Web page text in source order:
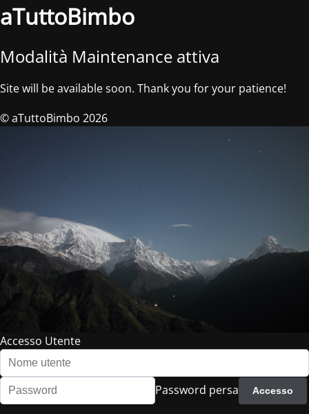
aTuttoBimbo
Modalità Maintenance attiva
Site will be available soon. Thank you for your patience!
© aTuttoBimbo 2026
Accesso Utente
Password persa